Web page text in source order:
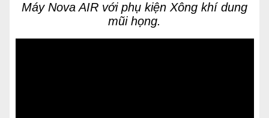
Máy Nova AIR với phụ kiện Xông khí dung
mũi họng.